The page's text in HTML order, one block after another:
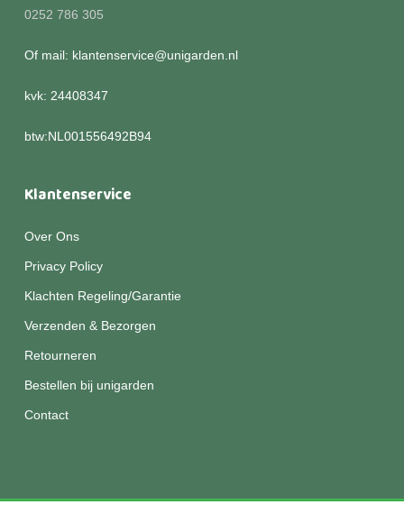
0252 786 305
Of mail: klantenservice@unigarden.nl
kvk: 24408347
btw:NL001556492B94
Klantenservice
Over Ons
Privacy Policy
Klachten Regeling/Garantie
Verzenden & Bezorgen
Retourneren
Bestellen bij unigarden
Contact